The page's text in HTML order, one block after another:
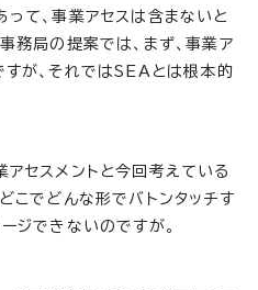
て、事業アセスは含まないと
務局の提案では、まず、事業ア
すが、それではSEAとは根本的
セスメントと今回考えている
こでどんな形でバトンタッチす
ジできないのですが。